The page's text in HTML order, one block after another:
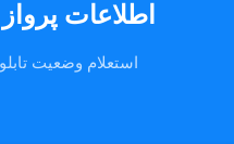
اطلاعات
استعلام وضعیت